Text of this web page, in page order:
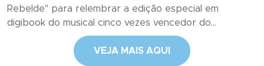
Rebelde" para relembrar a edição especial em
digibook do musical cinco vezes vencedor do...
VEJA MAIS AQUI